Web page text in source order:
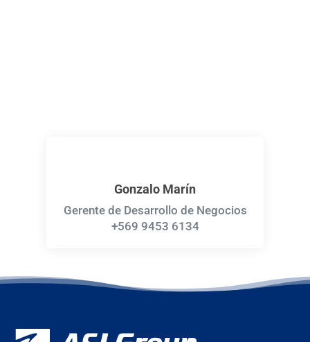
Gonzalo Marín
Gerente de Desarrollo de Negocios
+569 9453 6134